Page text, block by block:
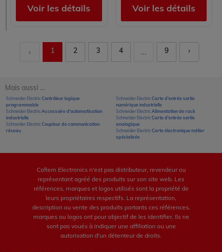
Voir les détails Voir les détails
‹ 1 2 3 4 ... 9 ›
Mais aussi ...
Schneider ElectricContrôleur logique
programmable
Schneider ElectricAccessoire d'automatisation
industrielle
Schneider ElectricCoupleur de communication
réseau
Schneider ElectricCarte d'entrée sortie
numérique industrielle
Schneider ElectricAlimentation de rack
Schneider ElectricCarte d'entrée sortie
analogique
Schneider ElectricCarte électronique métier
spécialisée
Cofiem Electronics n'est pas distributeur, revendeur ou
représentant agréé des produits sur son site web. Les
références, marques et logos utilisés sont la propriété de
leurs propriétaires respectifs. La représentation,
description ou vente des produits portants ces références,
marques ou logos ont pour objectif de les identifier. Ils ne
sont pas voués à indiquer une affiliation ou une
autorisation d'un détenteur de droits.